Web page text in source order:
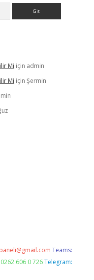
Mi için admin
Mi için Şermin
Teams:
606 0 726 Telegram: